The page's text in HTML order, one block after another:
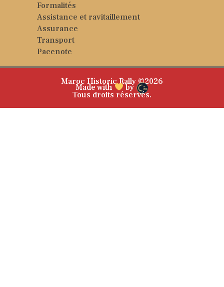
Formalités
Assistance et ravitaillement
Assurance
Transport
Pacenote
Maroc Historic Rally ©2026
Made with by
Tous droits réservés.